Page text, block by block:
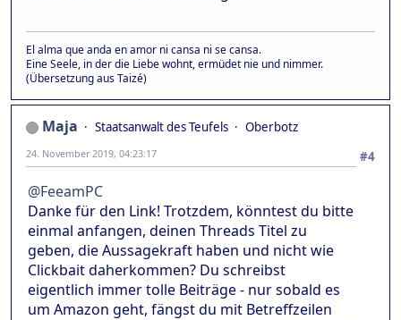
El alma que anda en amor ni cansa ni se cansa.
Eine Seele, in der die Liebe wohnt, ermüdet nie und nimmer.
(Übersetzung aus Taizé)
Maja Staatsanwalt des Teufels
Oberbotz
#4
24. November 2019, 04:23:17
@FeeamPC
Danke für den Link! Trotzdem, könntest du bitte
einmal anfangen, deinen Threads Titel zu
geben, die Aussagekraft haben und nicht wie
Clickbait daherkommen? Du schreibst
eigentlich immer tolle Beiträge - nur sobald es
um Amazon geht, fängst du mit Betreffzeilen